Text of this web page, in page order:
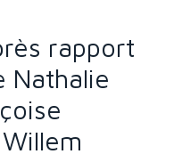
rapport
Nathalie